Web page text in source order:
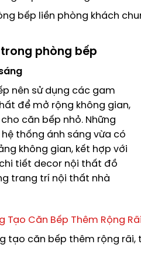
bếp liền phòng khách
phòng bếp
nên sử dụng các gam
để mở rộng không gian,
căn bếp nhỏ. Những
thống ánh sáng vừa có
không gian, kết hợp với
tiết decor nội thất đồ
trang trí nội thất nhà
tạo căn bếp thêm rộng rãi,